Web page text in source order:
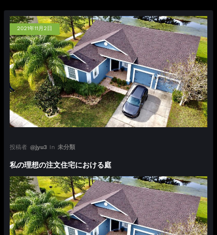
2021年11月2日
投稿者 @jyu3 In 未分類
私の理想の注文住宅における庭